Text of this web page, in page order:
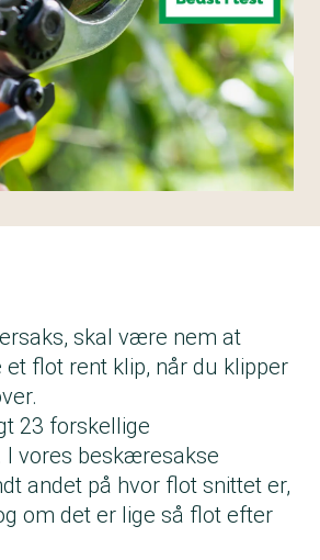
skal være nem at
et flot rent klip, når du klipper
23 forskellige
vores beskæresakse
andet på hvor flot snittet er,
om det er lige så flot efter